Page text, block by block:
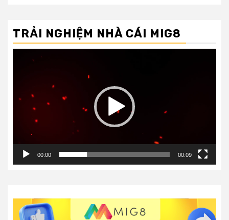
TRẢI NGHIỆM NHÀ CÁI MIG8
00:00 00:09